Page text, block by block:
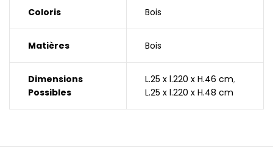
Coloris Bois
Matières Bois
Dimensions
Possibles
L.25 x l.220 x H.46 cm,
L.25 x l.220 x H.48 cm